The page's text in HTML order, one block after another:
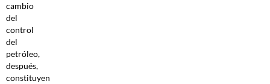
cambio
del
control
del
petróleo,
después,
constituyen